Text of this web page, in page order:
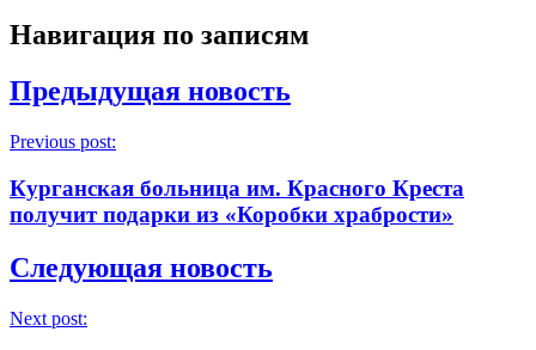
Навигация по записям
Предыдущая новость
Previous post:
Курганская больница им. Красного Креста
получит подарки из «Коробки храбрости»
Следующая новость
Next post: